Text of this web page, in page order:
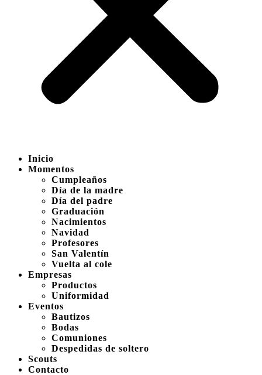
Inicio
Momentos
Cumpleaños
Día de la madre
Día del padre
Graduación
Nacimientos
Navidad
Profesores
San Valentín
Vuelta al cole
Empresas
Productos
Uniformidad
Eventos
Bautizos
Bodas
Comuniones
Despedidas de soltero
Scouts
Contacto